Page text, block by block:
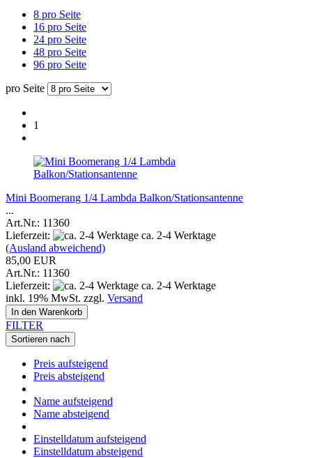
8 pro Seite
16 pro Seite
24 pro Seite
48 pro Seite
96 pro Seite
pro Seite
1
Mini Boomerang 1/4 Lambda Balkon/Stationsantenne
...
Art.Nr.: 11360
Lieferzeit:
ca. 2-4 Werktage
(Ausland abweichend)
85,00 EUR
Art.Nr.: 11360
Lieferzeit:
ca. 2-4 Werktage
inkl. 19% MwSt. zzgl. Versand
In den Warenkorb
FILTER
Sortieren nach
Preis aufsteigend
Preis absteigend
Name aufsteigend
Name absteigend
Einstelldatum aufsteigend
Einstelldatum absteigend